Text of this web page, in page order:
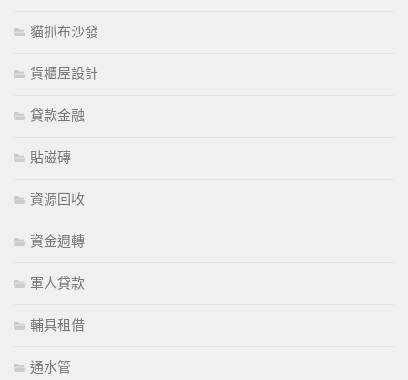
貓抓布沙發
貨櫃屋設計
貸款金融
貼磁磚
資源回收
資金週轉
軍人貸款
輔具租借
通水管